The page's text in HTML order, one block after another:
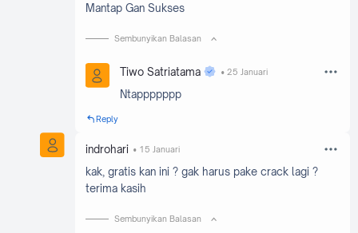
Mantap Gan Sukses
Sembunyikan Balasan
Tiwo Satriatama 25 Januari
Ntappppppp
Reply
indrohari 15 Januari
kak, gratis kan ini ? gak harus pake crack lagi ?
terima kasih
Sembunyikan Balasan